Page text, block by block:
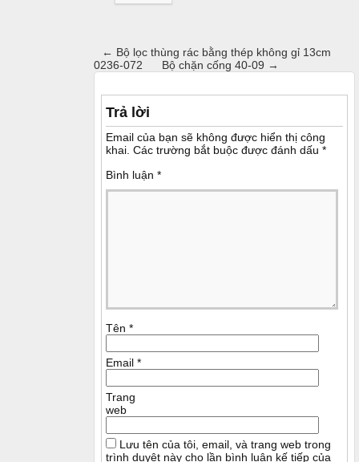
← Bộ lọc thùng rác bằng thép không gỉ 13cm
0236-072
Bộ chặn cống 40-09 →
Trả lời
Email của bạn sẽ không được hiển thị công
khai. Các trường bắt buộc được đánh dấu *
Bình luận *
Tên *
Email *
Trang
web
Lưu tên của tôi, email, và trang web trong
trình duyệt này cho lần bình luận kế tiếp của